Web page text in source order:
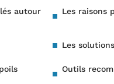
autour
Les raisons
Les
Outils